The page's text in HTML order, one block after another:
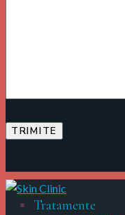
Tratamente